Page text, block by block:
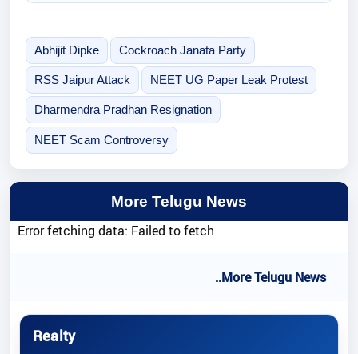
Abhijit Dipke Cockroach Janata Party
RSS Jaipur Attack NEET UG Paper Leak Protest
Dharmendra Pradhan Resignation
NEET Scam Controversy
More Telugu News
Error fetching data: Failed to fetch
..More Telugu News
Realty